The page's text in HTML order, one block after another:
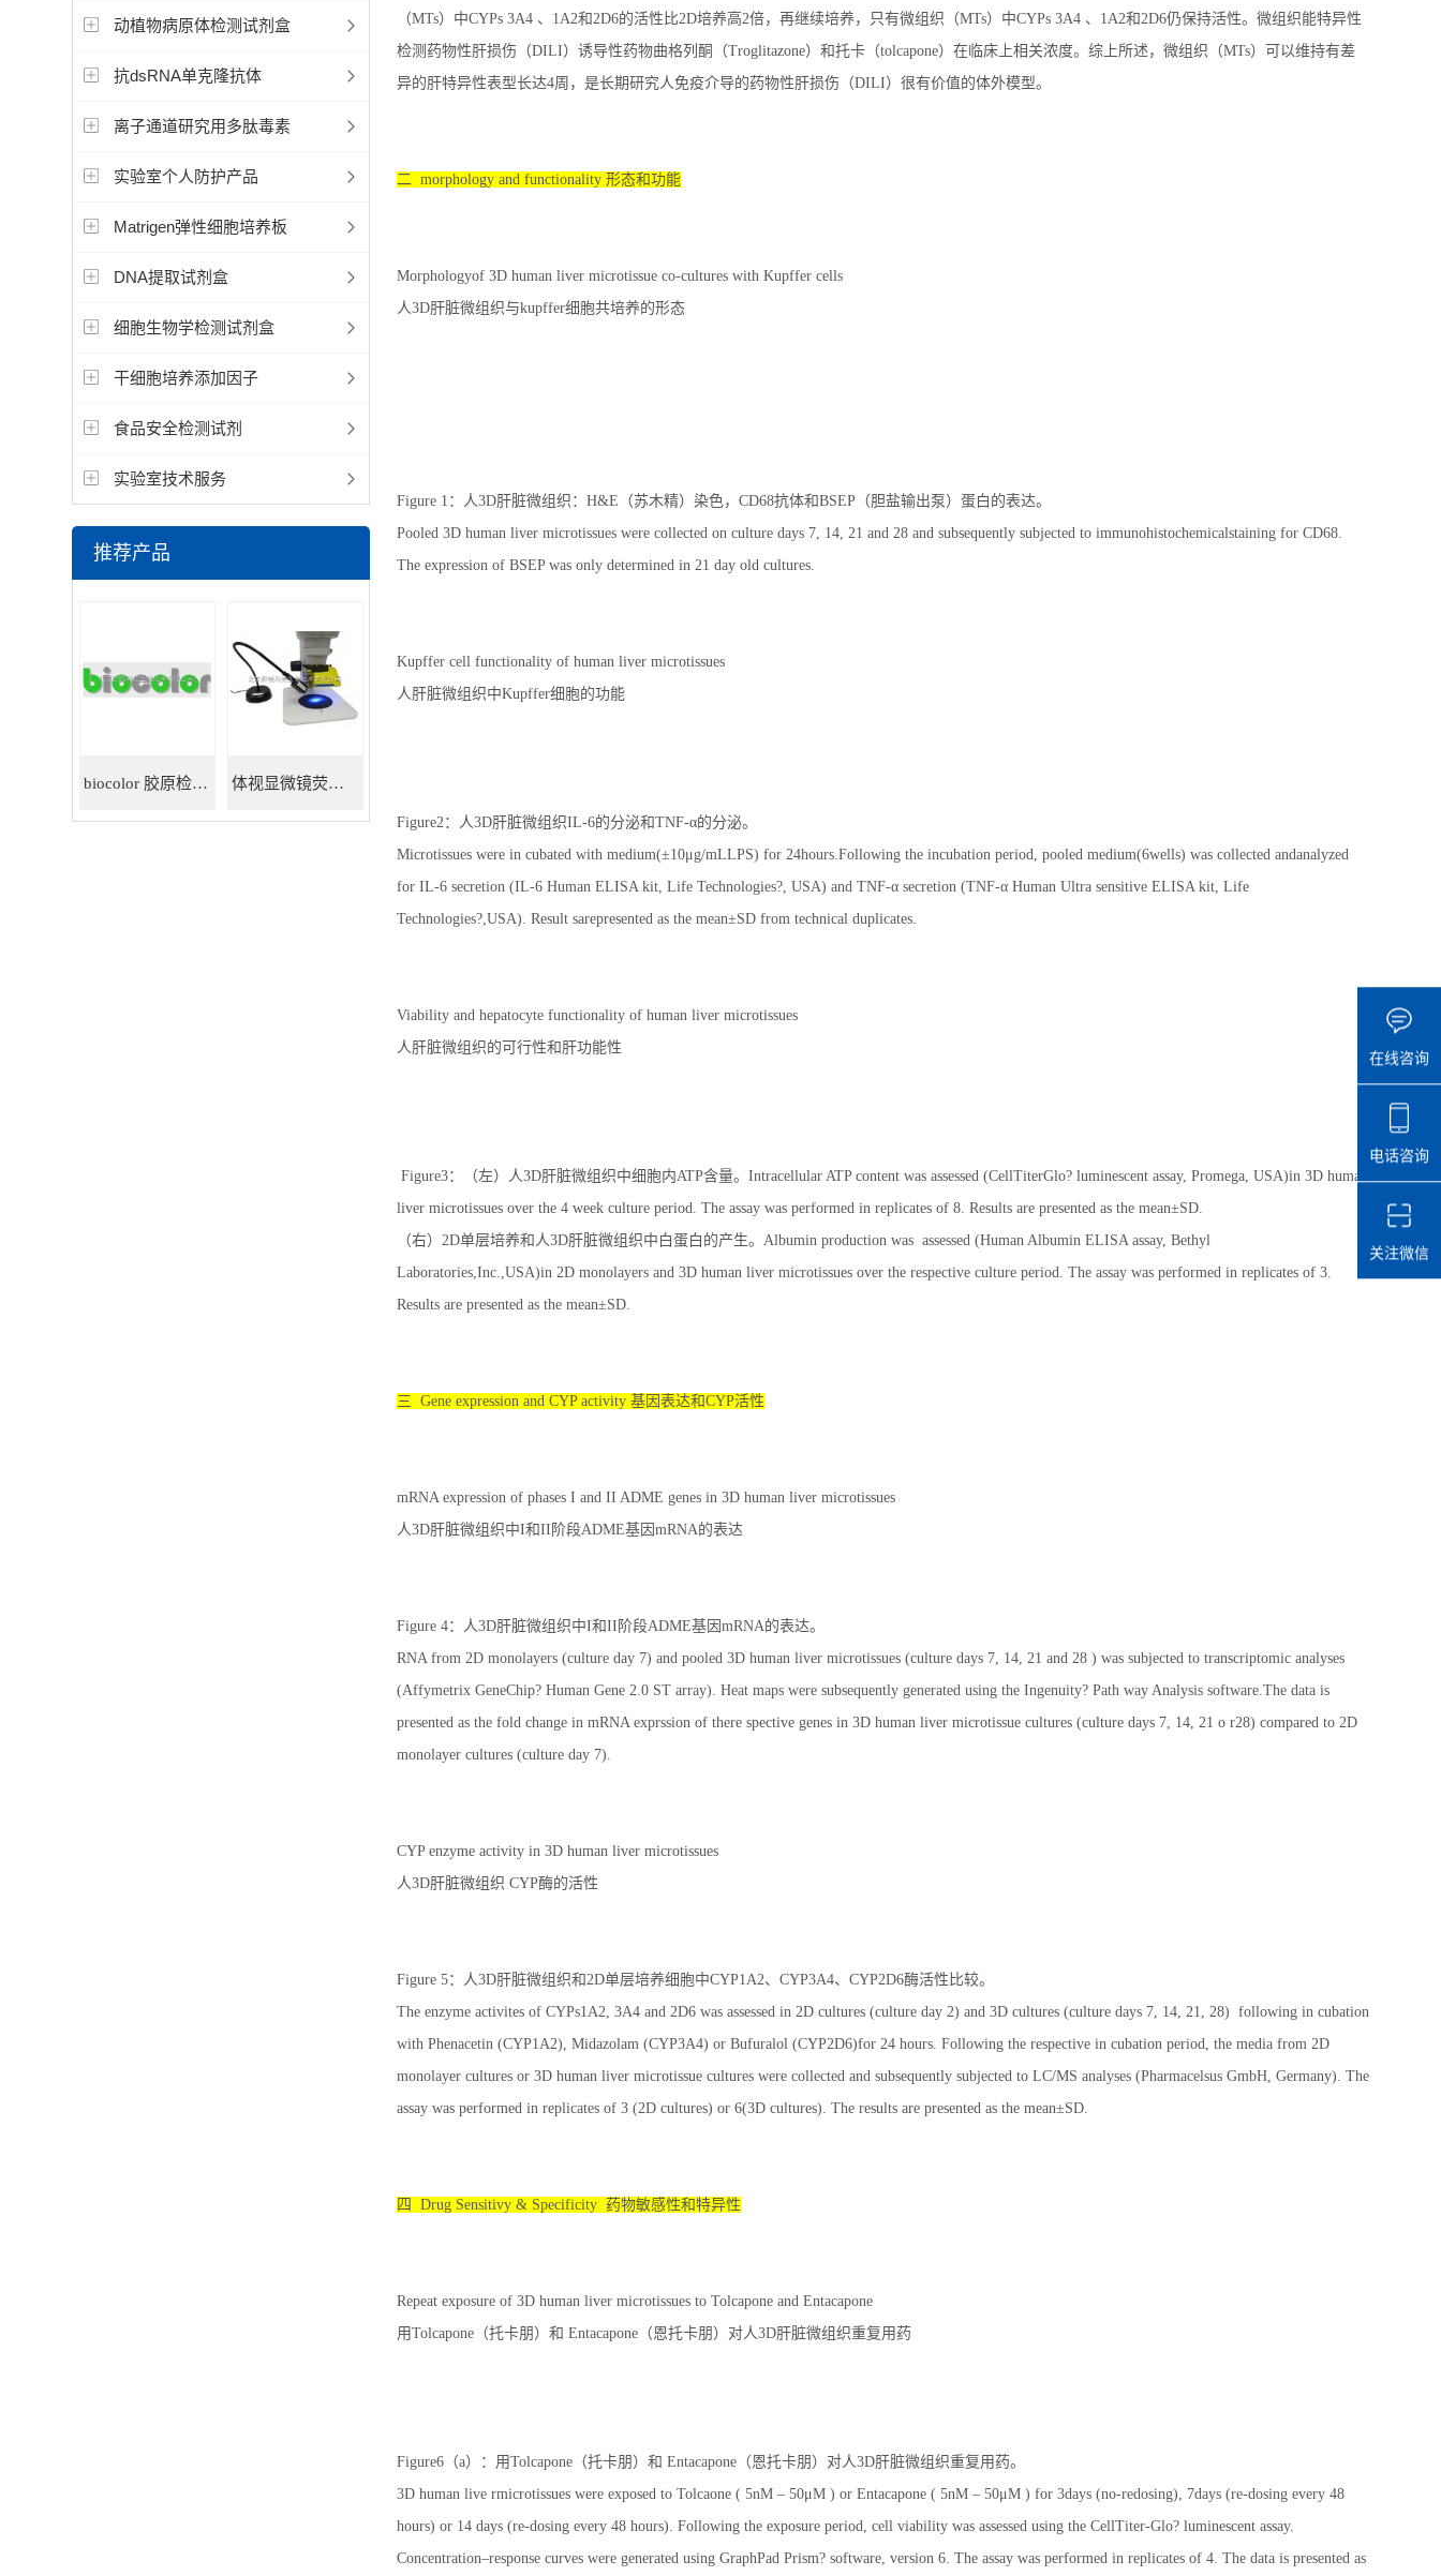
动植物病原体检测试剂盒
抗dsRNA单克隆抗体
离子通道研究用多肽毒素
实验室个人防护产品
Matrigen弹性细胞培养板
DNA提取试剂盒
细胞生物学检测试剂盒
干细胞培养添加因子
食品安全检测试剂
实验室技术服务
推荐产品
biocolor 胶原检测试剂盒 体视显微镜荧光适配器
（MTs）中CYPs 3A4 、1A2和2D6的活性比2D培养高2倍，再继续培养，只有微组织（MTs）中CYPs 3A4 、1A2和2D6仍保持活性。微组织能特异性
检测药物性肝损伤（DILI）诱导性药物曲格列酮（Troglitazone）和托卡（tolcapone）在临床上相关浓度。综上所述，微组织（MTs）可以维持有差
异的肝特异性表型长达4周，是长期研究人免疫介导的药物性肝损伤（DILI）很有价值的体外模型。
二 morphology and functionality 形态和功能
Morphologyof 3D human liver microtissue co-cultures with Kupffer cells
人3D肝脏微组织与kupffer细胞共培养的形态
Figure 1：人3D肝脏微组织：H&E（苏木精）染色，CD68抗体和BSEP（胆盐输出泵）蛋白的表达。
Pooled 3D human liver microtissues were collected on culture days 7, 14, 21 and 28 and subsequently subjected to immunohistochemicalstaining for CD68.
The expression of BSEP was only determined in 21 day old cultures.
Kupffer cell functionality of human liver microtissues
人肝脏微组织中Kupffer细胞的功能
Figure2：人3D肝脏微组织IL-6的分泌和TNF-α的分泌。
Microtissues were in cubated with medium(±10μg/mLLPS) for 24hours.Following the incubation period, pooled medium(6wells) was collected andanalyzed
for IL-6 secretion (IL-6 Human ELISA kit, Life Technologies?, USA) and TNF-α secretion (TNF-α Human Ultra sensitive ELISA kit, Life
Technologies?,USA). Result sarepresented as the mean±SD from technical duplicates.
Viability and hepatocyte functionality of human liver microtissues
人肝脏微组织的可行性和肝功能性
Figure3：（左）人3D肝脏微组织中细胞内ATP含量。Intracellular ATP content was assessed (CellTiterGlo? luminescent assay, Promega, USA)in 3D human
liver microtissues over the 4 week culture period. The assay was performed in replicates of 8. Results are presented as the mean±SD.
（右）2D单层培养和人3D肝脏微组织中白蛋白的产生。Albumin production was assessed (Human Albumin ELISA assay, Bethyl
Laboratories,Inc.,USA)in 2D monolayers and 3D human liver microtissues over the respective culture period. The assay was performed in replicates of 3.
Results are presented as the mean±SD.
三 Gene expression and CYP activity 基因表达和CYP活性
mRNA expression of phases I and II ADME genes in 3D human liver microtissues
人3D肝脏微组织中I和II阶段ADME基因mRNA的表达
Figure 4：人3D肝脏微组织中I和II阶段ADME基因mRNA的表达。
RNA from 2D monolayers (culture day 7) and pooled 3D human liver microtissues (culture days 7, 14, 21 and 28 ) was subjected to transcriptomic analyses
(Affymetrix GeneChip? Human Gene 2.0 ST array). Heat maps were subsequently generated using the Ingenuity? Path way Analysis software.The data is
presented as the fold change in mRNA exprssion of there spective genes in 3D human liver microtissue cultures (culture days 7, 14, 21 o r28) compared to 2D
monolayer cultures (culture day 7).
CYP enzyme activity in 3D human liver microtissues
人3D肝脏微组织 CYP酶的活性
Figure 5：人3D肝脏微组织和2D单层培养细胞中CYP1A2、CYP3A4、CYP2D6酶活性比较。
The enzyme activites of CYPs1A2, 3A4 and 2D6 was assessed in 2D cultures (culture day 2) and 3D cultures (culture days 7, 14, 21, 28) following in cubation
with Phenacetin (CYP1A2), Midazolam (CYP3A4) or Bufuralol (CYP2D6)for 24 hours. Following the respective in cubation period, the media from 2D
monolayer cultures or 3D human liver microtissue cultures were collected and subsequently subjected to LC/MS analyses (Pharmacelsus GmbH, Germany). The
assay was performed in replicates of 3 (2D cultures) or 6(3D cultures). The results are presented as the mean±SD.
四 Drug Sensitivy & Specificity 药物敏感性和特异性
Repeat exposure of 3D human liver microtissues to Tolcapone and Entacapone
用Tolcapone（托卡朋）和 Entacapone（恩托卡朋）对人3D肝脏微组织重复用药
Figure6（a）：用Tolcapone（托卡朋）和 Entacapone（恩托卡朋）对人3D肝脏微组织重复用药。
3D human live rmicrotissues were exposed to Tolcaone ( 5nM – 50μM ) or Entacapone ( 5nM – 50μM ) for 3days (no-redosing), 7days (re-dosing every 48
hours) or 14 days (re-dosing every 48 hours). Following the exposure period, cell viability was assessed using the CellTiter-Glo? luminescent assay.
Concentration–response curves were generated using GraphPad Prism? software, version 6. The assay was performed in replicates of 4. The data is presented as
在线咨询
电话咨询
关注微信